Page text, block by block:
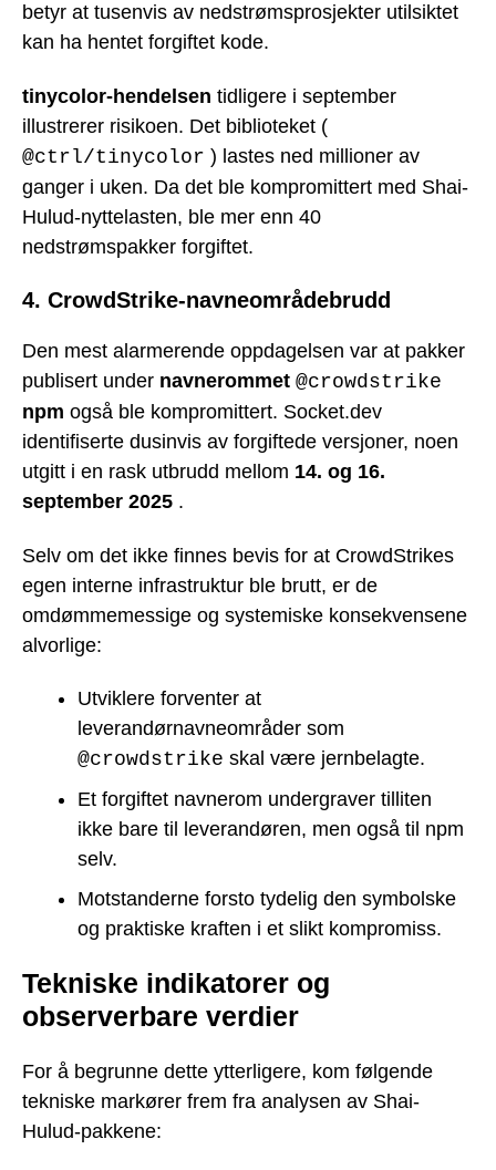
betyr at tusenvis av nedstrømsprosjekter utilsiktet
kan ha hentet forgiftet kode.
tinycolor-hendelsen tidligere i september
illustrerer risikoen. Det biblioteket (
@ctrl/tinycolor ) lastes ned millioner av
ganger i uken. Da det ble kompromittert med Shai-
Hulud-nyttelasten, ble mer enn 40
nedstrømspakker forgiftet.
4. CrowdStrike-navneområdebrudd
Den mest alarmerende oppdagelsen var at pakker
publisert under navnerommet @crowdstrike
npm også ble kompromittert. Socket.dev
identifiserte dusinvis av forgiftede versjoner, noen
utgitt i en rask utbrudd mellom 14. og 16.
september 2025 .
Selv om det ikke finnes bevis for at CrowdStrikes
egen interne infrastruktur ble brutt, er de
omdømmemessige og systemiske konsekvensene
alvorlige:
Utviklere forventer at
leverandørnavneområder som
@crowdstrike skal være jernbelagte.
Et forgiftet navnerom undergraver tilliten
ikke bare til leverandøren, men også til npm
selv.
Motstanderne forsto tydelig den symbolske
og praktiske kraften i et slikt kompromiss.
Tekniske indikatorer og
observerbare verdier
For å begrunne dette ytterligere, kom følgende
tekniske markører frem fra analysen av Shai-
Hulud-pakkene: